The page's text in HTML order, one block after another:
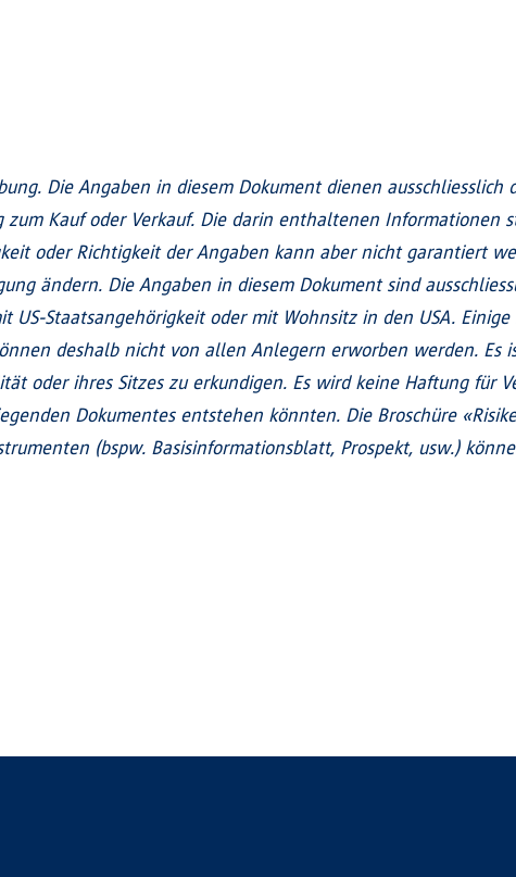
Die Angaben in diesem Dokument dienen ausschliesslich
Kauf oder Verkauf. Die darin enthaltenen Informationen
oder Richtigkeit der Angaben kann aber nicht garantiert
ändern. Die Angaben in diesem Dokument sind
Staatsangehörigkeit oder mit Wohnsitz in den USA. Einige
deshalb nicht von allen Anlegern erworben werden. Es
oder ihres Sitzes zu erkundigen. Es wird keine Haftung für
Dokumentes entstehen könnten. Die Broschüre
(bspw. Basisinformationsblatt, Prospekt, usw.)